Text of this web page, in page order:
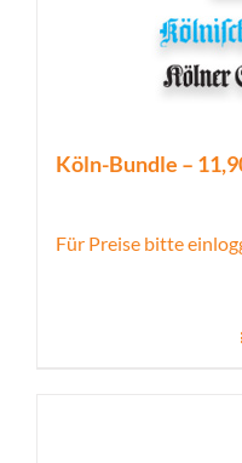
Köln-Bundle –
Für Preise bitte